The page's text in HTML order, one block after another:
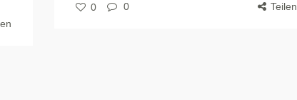
0 0 Teilen